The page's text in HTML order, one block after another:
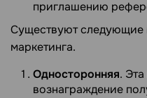
приглашению
Существуют следующие
маркетинга.
Односторонняя.
вознаграждение